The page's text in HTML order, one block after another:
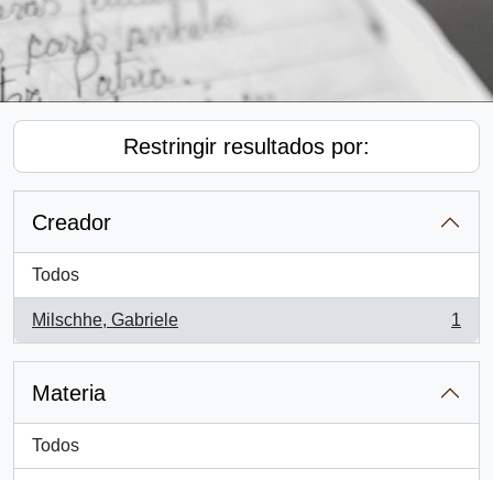
Restringir resultados por:
Creador
Todos
Milschhe, Gabriele
, 1 resultados
1
Materia
Todos